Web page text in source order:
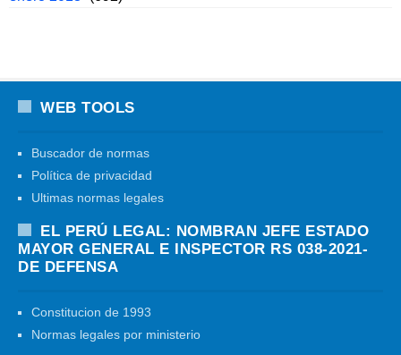
WEB TOOLS
Buscador de normas
Política de privacidad
Ultimas normas legales
EL PERÚ LEGAL: NOMBRAN JEFE ESTADO
MAYOR GENERAL E INSPECTOR RS 038-2021-
DE DEFENSA
Constitucion de 1993
Normas legales por ministerio